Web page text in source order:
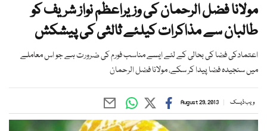
مولانا فضل الرحمان کی وزیراعظم نواز شریف کو
طالبان سے مذاکرات کیلئے ثالثی کی پیشکش
اعتمادکی فضا کی بحالی کے لئے ایسے مناسب فورم کی ضرورت ہے جو اس معاملے
میں سنجیدہ فضا پیدا کر سکے، مولانا فضل الرحمان
ویب ڈیسک August 29, 2013